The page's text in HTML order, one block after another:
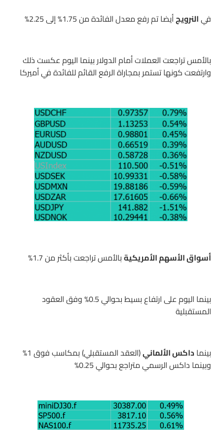
فيالنرويجأيضا تم رفع معدل الفائدة من 1.75% إلى 2.25%
بالأمس تراجعت العملات أمام الدولار بينما اليوم عكست ذلك
وارتفعت كونها تستمر بمجاراة الرفع القائم للفائدة في أميركا
أسواق الأسهم الأمريكيةبالأمس تراجعت بأكثر من 1.7%
بينما اليوم على ارتفاع بسيط بحوالي 0.5% وفق العقود
المستقبلية
بينماداكس الألماني
(العقد المستقبلي) بمكاسب فوق 1%
وبينما داكس الرسمي متراجع بحوالي 0.25%